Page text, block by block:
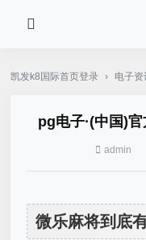
凯发k8国际首页登录 › 电子资
pg电子·(中国)
admin
微乐麻将到底